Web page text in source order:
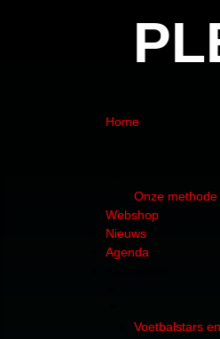
Home
Onze
Webshop
Nieuws
Agenda
Voetbalstars